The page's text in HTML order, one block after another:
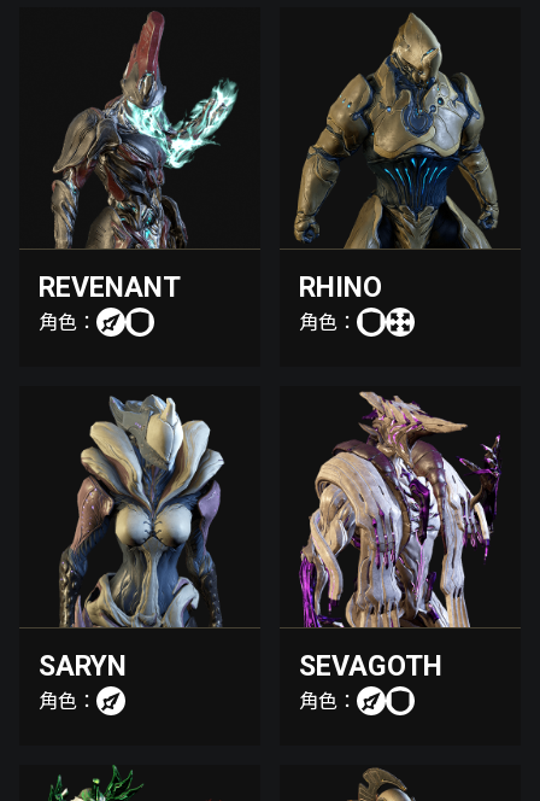
REVENANT
角色：
RHINO
角色：
SARYN
角色：
SEVAGOTH
角色：